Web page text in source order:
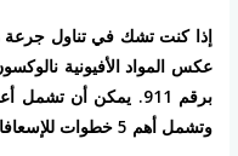
إذا كنت تشك في تناول جرعة
عكس المواد الأفيونية
برقم 911. يمكن أن
وتشمل أهم 5 خطوات للإسعافات الأولية للنوبات ما يلي :